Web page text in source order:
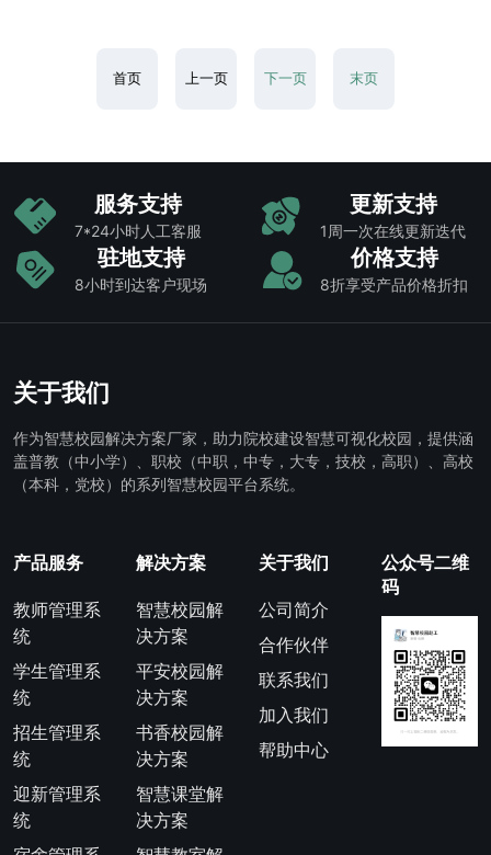
首页 上一页 下一页 末页
服务支持
7*24小时人工客服
更新支持
1周一次在线更新迭代
驻地支持
8小时到达客户现场
价格支持
8折享受产品价格折扣
关于我们
作为智慧校园解决方案厂家，助力院校建设智慧可视化校园，提供涵
盖普教（中小学）、职校（中职，中专，大专，技校，高职）、高校
（本科，党校）的系列智慧校园平台系统。
产品服务
教师管理系
统
学生管理系
统
招生管理系
统
迎新管理系
统
解决方案
智慧校园解
决方案
平安校园解
决方案
书香校园解
决方案
智慧课堂解
决方案
关于我们
公司简介
合作伙伴
联系我们
加入我们
帮助中心
公众号二维
码